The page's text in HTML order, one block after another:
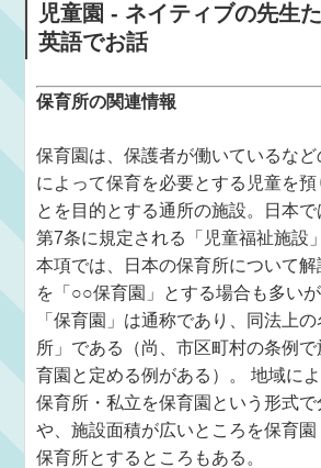
児童園 - ネイティブの先生
英語でお話
保育所の関連情報
保育園は、保護者が働いているな
によって保育を必要とする児童を預
とを目的とする通所の施設。日本
第7条に規定される「児童福祉施設
本項では、日本の保育所について解
を「○○保育園」とする場合も多い
「保育園」は通称であり、同法上
所」である（尚、市区町村の条例
育園と定める例がある）。 地域に
保育所・私立を保育園という形式で
や、施設面積が広いところを保育
保育所とするところもある。